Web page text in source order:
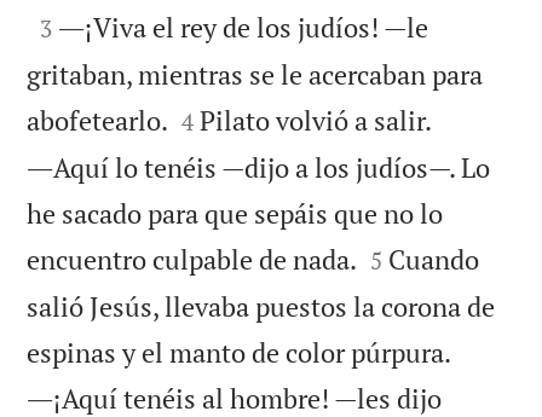

3 ―¡Viva el rey de los judíos! —le
gritaban, mientras se le acercaban para
abofetearlo. 

4 Pilato volvió a salir.
―Aquí lo tenéis —dijo a los judíos—. Lo
he sacado para que sepáis que no lo
encuentro culpable de nada. 

5 Cuando
salió Jesús, llevaba puestos la corona de
espinas y el manto de color púrpura.
―¡Aquí tenéis al hombre! —les dijo